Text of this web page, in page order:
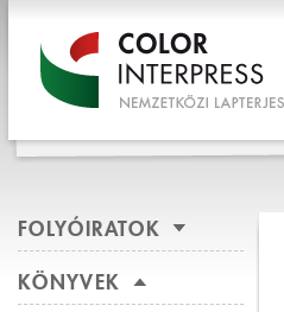
FOLYÓIRATOK
KÖNYVEK